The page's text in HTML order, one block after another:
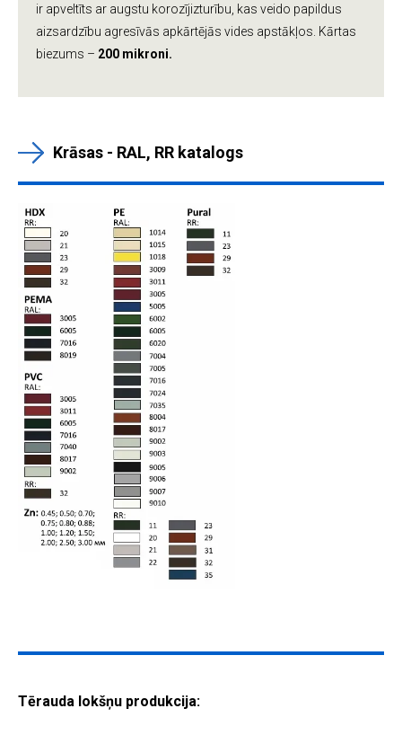
Tērauda lokšņu produkcija:
ir apveltīts ar augstu korozījizturību, kas veido papildus
aizsardzību agresīvās apkārtējās vides apstākļos. Kārtas
biezums – 200 mikroni.
Krāsas - RAL, RR katalogs